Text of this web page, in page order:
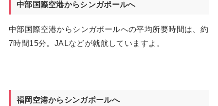
中部国際空港からシンガポールへ
中部国際空港からシンガポールへの平均所要時間は、約
7時間15分。JALなどが就航していますよ。
福岡空港からシンガポールへ